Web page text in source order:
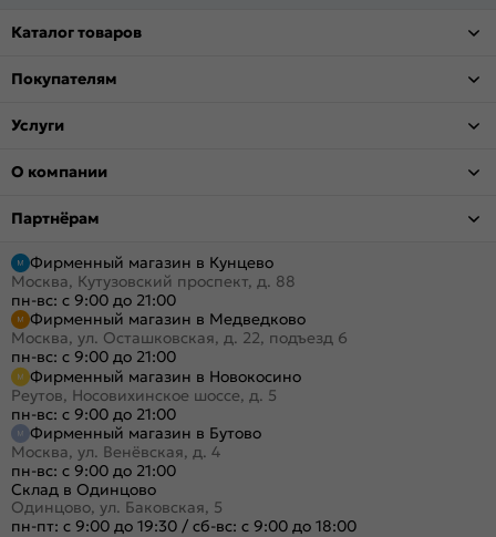
Каталог товаров
Покупателям
Услуги
О компании
Партнёрам
Фирменный магазин в Кунцево
Москва, Кутузовский проспект, д. 88
пн-вс: с 9:00 до 21:00
Фирменный магазин в Медведково
Москва, ул. Осташковская, д. 22, подъезд 6
пн-вс: с 9:00 до 21:00
Фирменный магазин в Новокосино
Реутов, Носовихинское шоссе, д. 5
пн-вс: с 9:00 до 21:00
Фирменный магазин в Бутово
Москва, ул. Венёвская, д. 4
пн-вс: с 9:00 до 21:00
Склад в Одинцово
Одинцово, ул. Баковская, 5
пн-пт: с 9:00 до 19:30 / сб-вс: с 9:00 до 18:00